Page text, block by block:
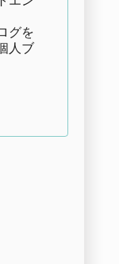
グを
人ブ